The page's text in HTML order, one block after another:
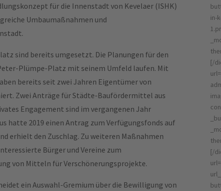
für die Innenstadt von Kevelaer (ISHK)
Umbaumaßnahmen und
sind bereits umgesetzt. Die Planungen für den
Plümpe-Platz mit seinem Umfeld laufen. Mit
bereits seit zwei Jahren Eigentümer von
Zwei Anträge für Städte-Baufördermittel aus
Engagement sind im vergangenen Jahr
hatte 2019 einen Antrag zum Verfügungsfonds auf
erhielt den Zuschlag. Zu weiteren Maßnahmen
Bürger und Vereine zum
von Mitteln für Verschönerungsprojekte.
ein Auswahl-Gremium über die Bewilligung von
in-
[/
[/